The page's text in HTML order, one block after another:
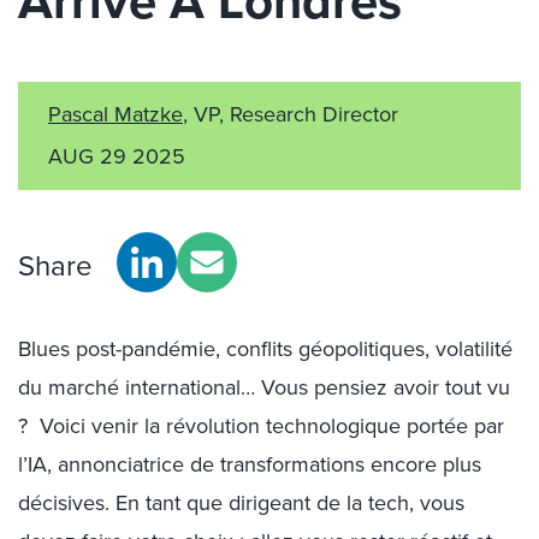
Pascal Matzke, VP, Research Director
AUG 29 2025
Share
Blues post-pandémie, conflits géopolitiques, volatilité
du marché international… Vous pensiez avoir tout vu
? Voici venir la révolution technologique portée par
l’IA, annonciatrice de transformations encore plus
décisives. En tant que dirigeant de la tech, vous